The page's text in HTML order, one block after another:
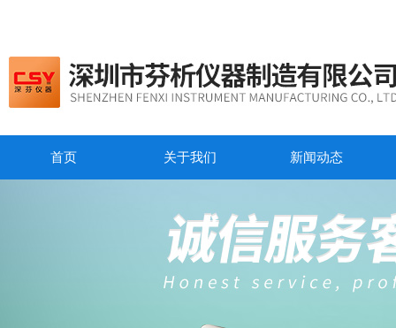
首页 关于我们 新闻动态